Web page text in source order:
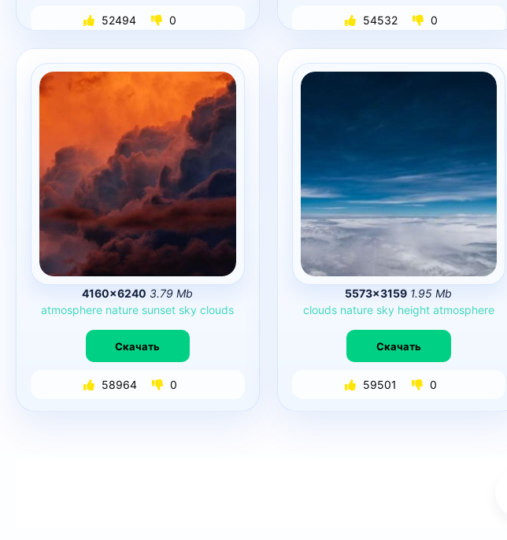
52494 0 54532 0
4160×6240 3.79 Mb
atmosphere nature sunset sky clouds
Скачать
58964 0
5573×3159 1.95 Mb
clouds nature sky height atmosphere
Скачать
59501 0